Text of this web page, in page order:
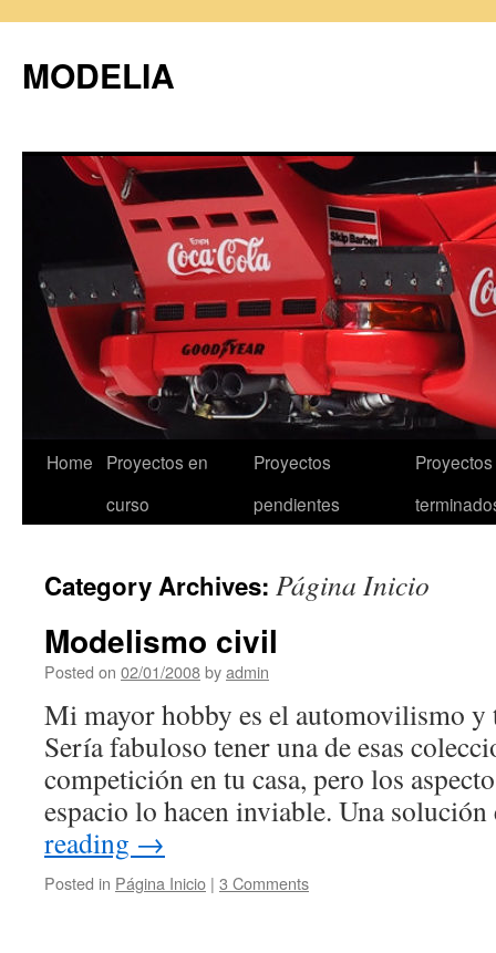
MODELIA
Skip
Home
Proyectos en
curso
Proyectos
pendientes
Proyectos
Category Archives: Página Inicio
Modelismo civil
Posted on 02/01/2008byadmin
Mi mayor hobby es el automovilismo y
Sería fabuloso tener una de esas
competición en tu casa, pero los
espacio lo hacen inviable. Una
reading →
Posted in Página Inicio | 3 Comments